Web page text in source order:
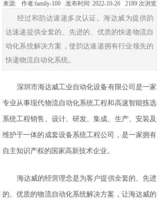
来源: 作者:family-100 发布时间: 2022-10-26 2189 次浏览
经过和韵达速递多次认证。海达威为提供韵
达速递提供全套的、先进的、优质的快递物流自
动化系统解决方案，使韵达速递拥有行业领先的
快递物流自动化系统。
深圳市海达威工业自动化设备有限公司是一家
专业从事现代物流自动化系统工程和高速智能拣选
系统工程销售、设计、研发、集成、生产、安装及
维护于一体的成套设备系统工程公司，是一家拥有
自主知识产权的国家高新技术企业。
海达威的经营理念是为客户提供全套的、先进
的、优质的物流自动化系统解决方案，让海达威的